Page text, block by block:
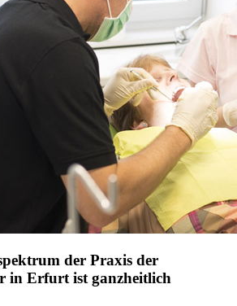
der Praxis der
in Erfurt ist ganzheitlich